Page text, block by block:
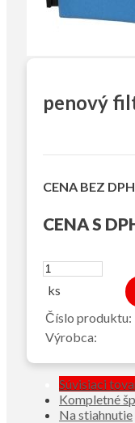
penový
CENA BEZ
CENAS
ks
Číslo produktu:
Výrobca:
Súvisiaci
Kompletné
Na stiahnutie